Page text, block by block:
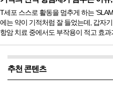
데 최근, 이 착한 DNA 수리공이 오히려
전 연구 결과가 발표되었다. 미국 펜실
T세포 스스로 활동을 멈추게 하는
에는 약이 기적처럼 잘 들었는데, 갑자
항암 치료 중에서도 부작용이 적고 효과
가 갑자기 힘을 잃고 암세포의 공격을 허
추천 콘텐츠